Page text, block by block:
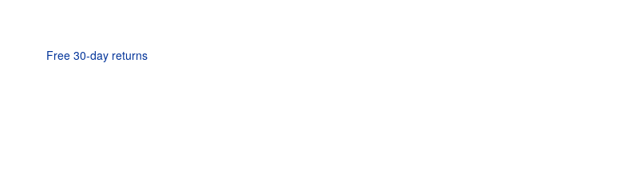
Free 30-day returns